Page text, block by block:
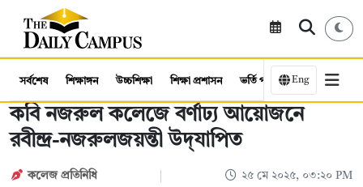
সর্বশেষ শিক্ষাঙ্গন উচ্চশিক্ষা শিক্ষা প্রশাসন ভর্তি পরীক্ষা কর্মসংস্থান
Eng
কবি নজরুল কলেজে বর্ণাঢ্য আয়োজনে
রবীন্দ্র-নজরুলজয়ন্তী উদ্‌যাপিত
কলেজ প্রতিনিধি ২৫ মে ২০২৫, ০৩:২০ PM